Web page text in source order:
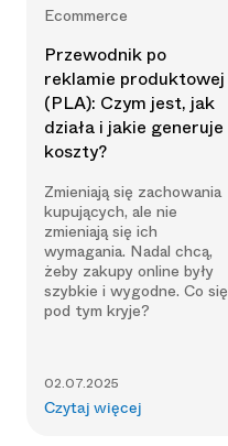
Ecommerce
Przewodnik po
reklamie produktowej
(PLA): Czym jest, jak
działa i jakie generuje
koszty?
Zmieniają się zachowania
kupujących, ale nie
zmieniają się ich
wymagania. Nadal chcą,
żeby zakupy online były
szybkie i wygodne. Co się
pod tym kryje?
02.07.2025
Czytaj więcej